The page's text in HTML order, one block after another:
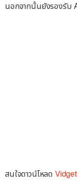
นอกจากนั้นยังรองรับ
สนใจดาวน์โหลด